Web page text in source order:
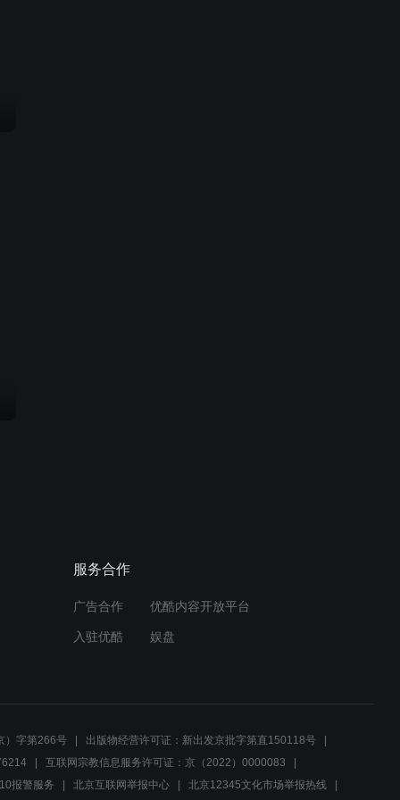
服务合作
广告合作 优酷内容开放平台
入驻优酷 娱盘
）字第266号
出版物经营许可证：新出发京批字第直150118号
互联网宗教信息服务许可证：京（2022）0000083
报警服务
北京互联网举报中心 北京12345文化市场举报热线